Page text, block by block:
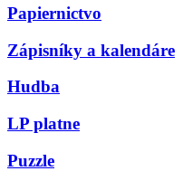
Papiernictvo
Zápisníky a kalendáre
Hudba
LP platne
Puzzle